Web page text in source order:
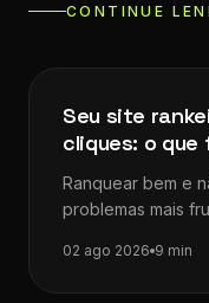
CONTINUE
Dicas de SEO
Seu site
cliques: o que
Ranquear bem e
problemas mais
02 ago 2026 9 min